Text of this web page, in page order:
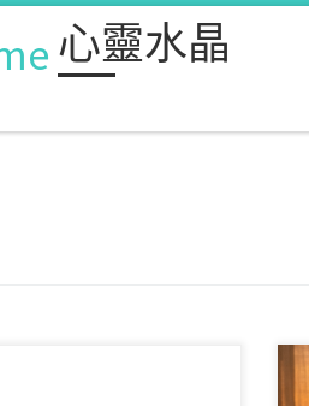
心靈水晶